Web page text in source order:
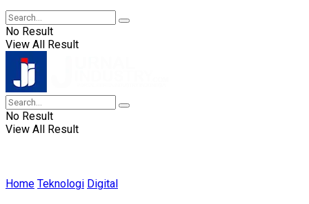
No Result
View All Result
No Result
View All Result
Home Teknologi Digital